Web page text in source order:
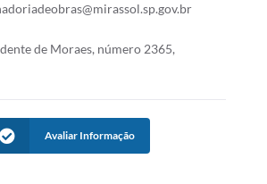
de Moraes, número 2365,
Avaliar Informação